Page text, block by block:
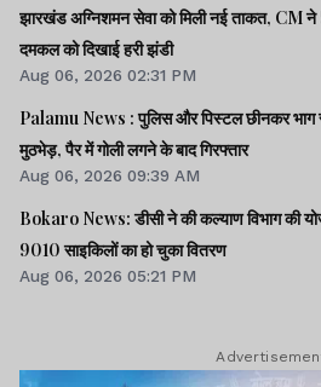
झारखंड अग्निशमन सेवा को मिली नई ताकत, CM
दमकल को दिखाई हरी झंडी
Aug 06, 2026 02:31 PM
Palamu News : पुलिस और पिस्टल छीनकर भाग रहे आरोपी में
मुठभेड़, पैर में गोली लगने के बाद गिरफ्तार
Aug 06, 2026 09:39 AM
Bokaro News: डीसी ने की कल्याण विभाग की
9010 साइकिलों का हो चुका वितरण
Aug 06, 2026 05:21 PM